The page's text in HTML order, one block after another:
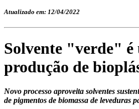
Atualizado em: 12/04/2022
Solvente "verde" é
produção de
Novo processo aproveita solventes
de pigmentos de biomassa de leveduras